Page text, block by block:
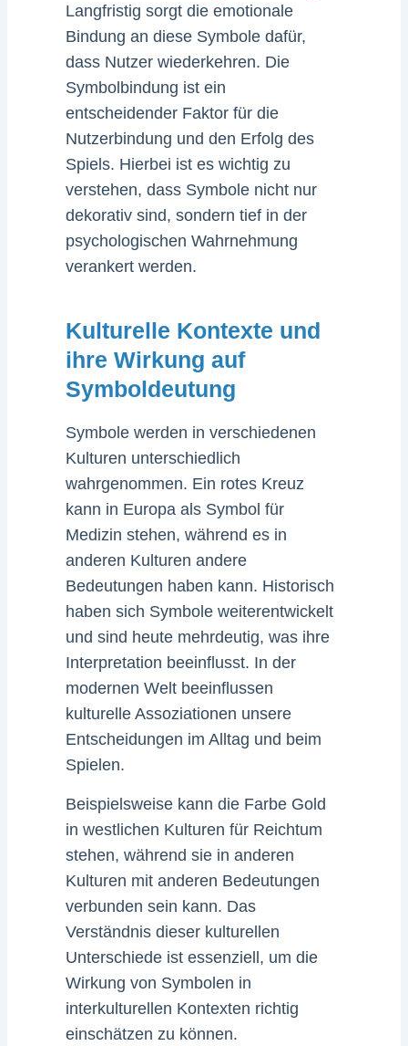
Langfristig sorgt die emotionale
Bindung an diese Symbole dafür,
dass Nutzer wiederkehren. Die
Symbolbindung ist ein
entscheidender Faktor für die
Nutzerbindung und den Erfolg des
Spiels. Hierbei ist es wichtig zu
verstehen, dass Symbole nicht nur
dekorativ sind, sondern tief in der
psychologischen Wahrnehmung
verankert werden.
Kulturelle Kontexte und
ihre Wirkung auf
Symboldeutung
Symbole werden in verschiedenen
Kulturen unterschiedlich
wahrgenommen. Ein rotes Kreuz
kann in Europa als Symbol für
Medizin stehen, während es in
anderen Kulturen andere
Bedeutungen haben kann. Historisch
haben sich Symbole weiterentwickelt
und sind heute mehrdeutig, was ihre
Interpretation beeinflusst. In der
modernen Welt beeinflussen
kulturelle Assoziationen unsere
Entscheidungen im Alltag und beim
Spielen.
Beispielsweise kann die Farbe Gold
in westlichen Kulturen für Reichtum
stehen, während sie in anderen
Kulturen mit anderen Bedeutungen
verbunden sein kann. Das
Verständnis dieser kulturellen
Unterschiede ist essenziell, um die
Wirkung von Symbolen in
interkulturellen Kontexten richtig
einschätzen zu können.